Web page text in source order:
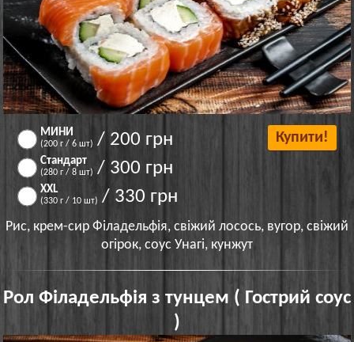
МИНИ
(200 г / 6 шт) / 200 грн
Стандарт
(280 г / 8 шт) / 300 грн
XXL
(330 г / 10 шт) / 330 грн
Купити!
Рис, крем-сир Філадельфія, свіжий лосось, вугор, свіжий
огірок, соус Унагі, кунжут
Рол Філадельфія з тунцем ( Гострий соус
)